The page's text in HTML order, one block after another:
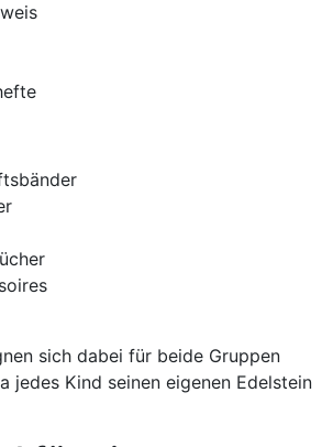
sich dabei für beide Gruppen
jedes Kind seinen eigenen Edelstein